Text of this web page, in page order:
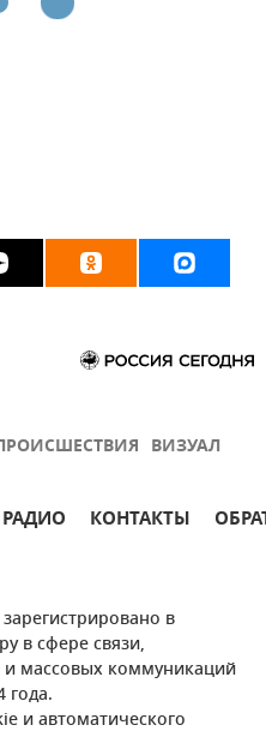
ВИЗУАЛ
РАДИО КОНТАКТЫ
в
в сфере связи,
массовых коммуникаций
года.
и автоматического